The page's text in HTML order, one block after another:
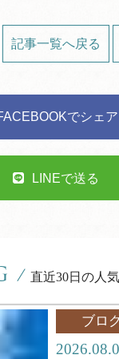
記事一覧へ戻る
でシェア
LINEで送る
/ 直近30日の人
ブロ